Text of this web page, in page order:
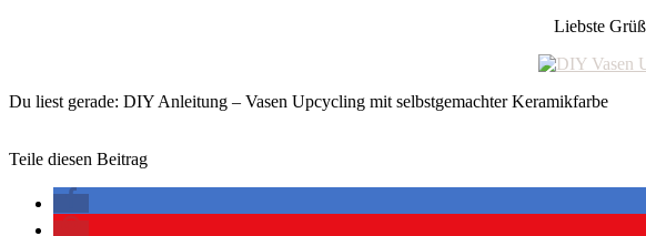
Liebste
Du liest gerade: DIY Anleitung – Vasen Upcycling mit selbstgemachter Keramikfarbe
Teile diesen Beitrag